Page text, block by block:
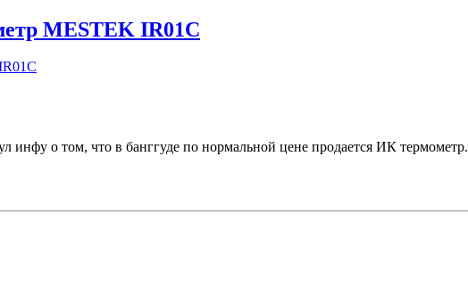
MESTEK IR01C
инфу о том, что в банггуде по нормальной цене продается ИК термометр.